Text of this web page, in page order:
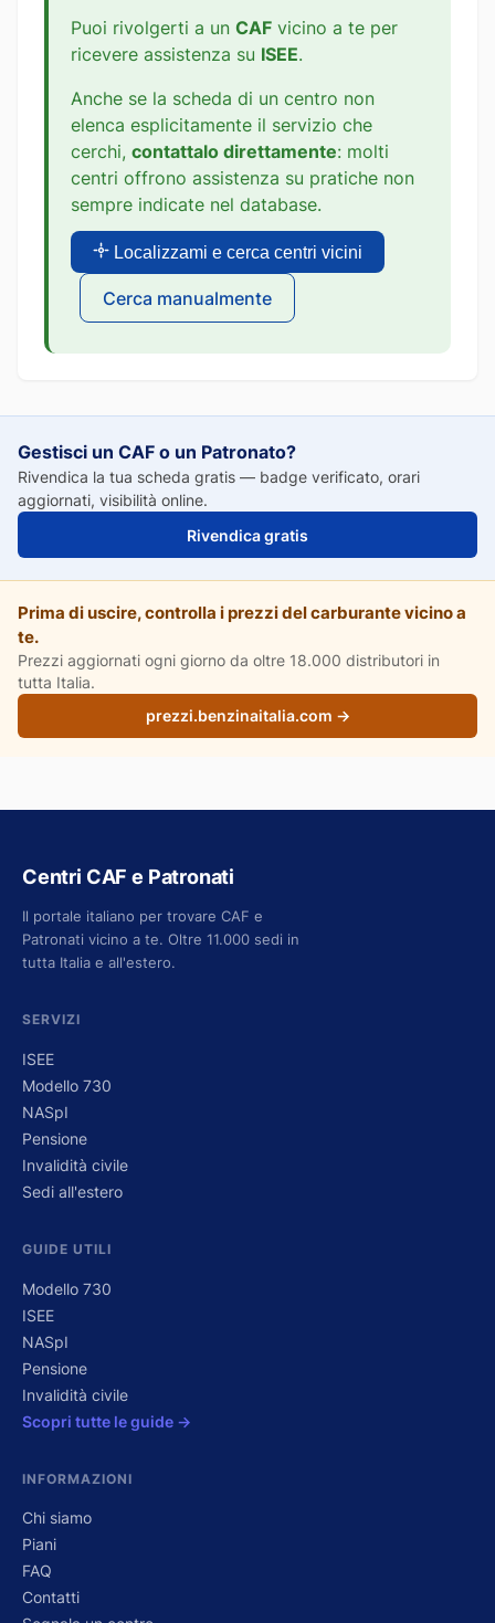
Puoi rivolgerti a un CAF vicino a te per
ricevere assistenza su ISEE.
Anche se la scheda di un centro non
elenca esplicitamente il servizio che
cerchi, contattalo direttamente: molti
centri offrono assistenza su pratiche non
sempre indicate nel database.
Localizzami e cerca centri vicini
Cerca manualmente
Gestisci un CAF o un Patronato?
Rivendica la tua scheda gratis — badge verificato, orari
aggiornati, visibilità online.
Rivendica gratis
Prima di uscire, controlla i prezzi del carburante vicino a
te.
Prezzi aggiornati ogni giorno da oltre 18.000 distributori in
tutta Italia.
prezzi.benzinaitalia.com →
Centri CAF e Patronati
Il portale italiano per trovare CAF e
Patronati vicino a te. Oltre 11.000 sedi in
tutta Italia e all'estero.
SERVIZI
ISEE
Modello 730
NASpI
Pensione
Invalidità civile
Sedi all'estero
GUIDE UTILI
Modello 730
ISEE
NASpI
Pensione
Invalidità civile
Scopri tutte le guide →
INFORMAZIONI
Chi siamo
Piani
FAQ
Contatti